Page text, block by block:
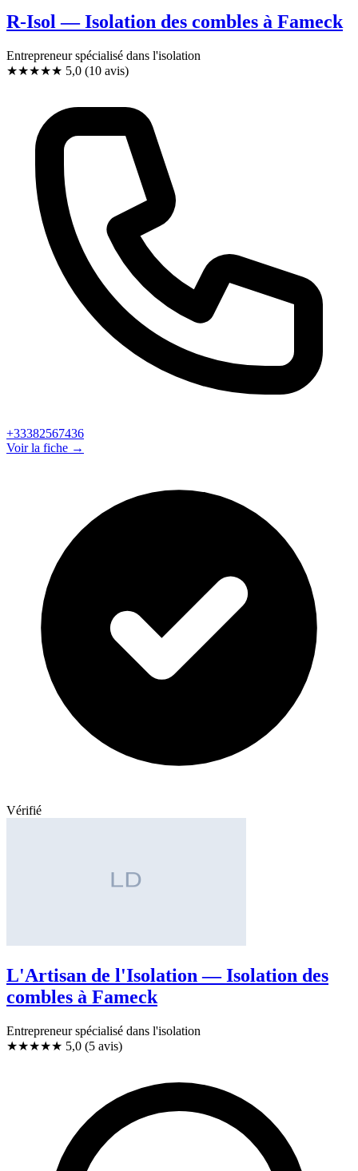
R-Isol — Isolation des combles à Fameck
Entrepreneur spécialisé dans l'isolation
★★★★★ 5,0 (10 avis)
+33382567436
Voir la fiche →
Vérifié
L'Artisan de l'Isolation — Isolation des
combles à Fameck
Entrepreneur spécialisé dans l'isolation
★★★★★ 5,0 (5 avis)